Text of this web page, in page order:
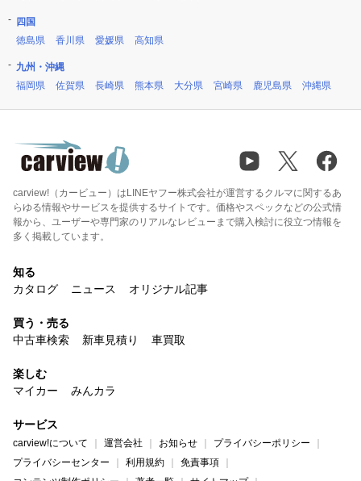
四国
徳島県
香川県 愛媛県 高知県
九州・沖縄
福岡県
佐賀県 長崎県 熊本県 大分県 宮崎県 鹿児島県 沖縄県
carview!（カービュー）はLINEヤフー株式会社が運営するクルマに関するあ
らゆる情報やサービスを提供するサイトです。価格やスペックなどの公式情
報から、ユーザーや専門家のリアルなレビューまで購入検討に役立つ情報を
多く掲載しています。
知る
カタログ
ニュース オリジナル記事
買う・売る
中古車検索
新車見積り 車買取
楽しむ
マイカー
みんカラ
サービス
carview!について 運営会社 お知らせ
プライバシーポリシー
プライバシーセンター
利用規約
免責事項